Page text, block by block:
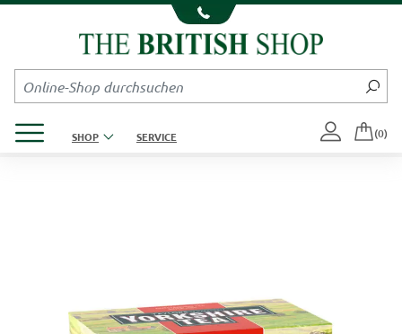
Kompletten Head der Seite überspringen
SHOP SERVICE (0)